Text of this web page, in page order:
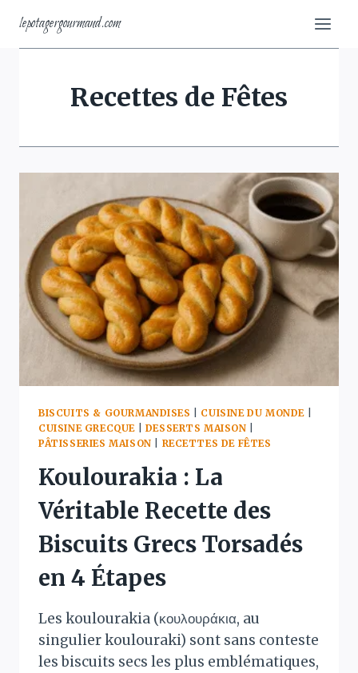
contenu
lepotagergourmand.com
Recettes de Fêtes
BISCUITS & GOURMANDISES CUISINE DU MONDE
CUISINE GRECQUE| DESSERTS MAISON
PÂTISSERIES MAISON
RECETTES DE FÊTES
Koulourakia : La
Véritable Recette des
Biscuits Grecs Torsadés
en 4 Étapes
Les koulourakia (κουλουράκια, au
singulier koulouraki) sont sans conteste
les biscuits secs les plus emblématiques,